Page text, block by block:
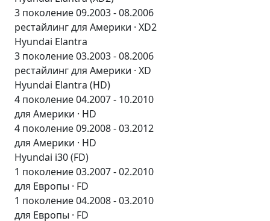
3 поколение 09.2003 - 08.2006
рестайлинг для Америки · XD2
Hyundai Elantra
3 поколение 03.2003 - 08.2006
рестайлинг для Америки · XD
Hyundai Elantra (HD)
4 поколение 04.2007 - 10.2010
для Америки · HD
4 поколение 09.2008 - 03.2012
для Америки · HD
Hyundai i30 (FD)
1 поколение 03.2007 - 02.2010
для Европы · FD
1 поколение 04.2008 - 03.2010
для Европы · FD